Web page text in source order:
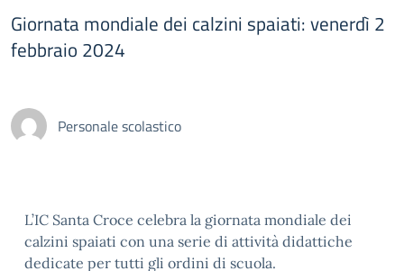
Giornata mondiale dei calzini spaiati: venerdì 2
febbraio 2024
Personale scolastico
L’IC Santa Croce celebra la giornata mondiale dei
calzini spaiati con una serie di attività didattiche
dedicate per tutti gli ordini di scuola.